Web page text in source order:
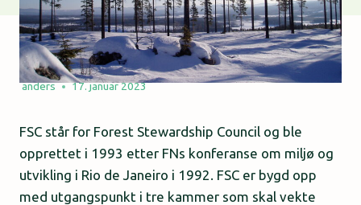
anders 17. januar 2023
FSC står for Forest Stewardship Council og ble
opprettet i 1993 etter FNs konferanse om miljø og
utvikling i Rio de Janeiro i 1992. FSC er bygd opp
med utgangspunkt i tre kammer som skal vekte